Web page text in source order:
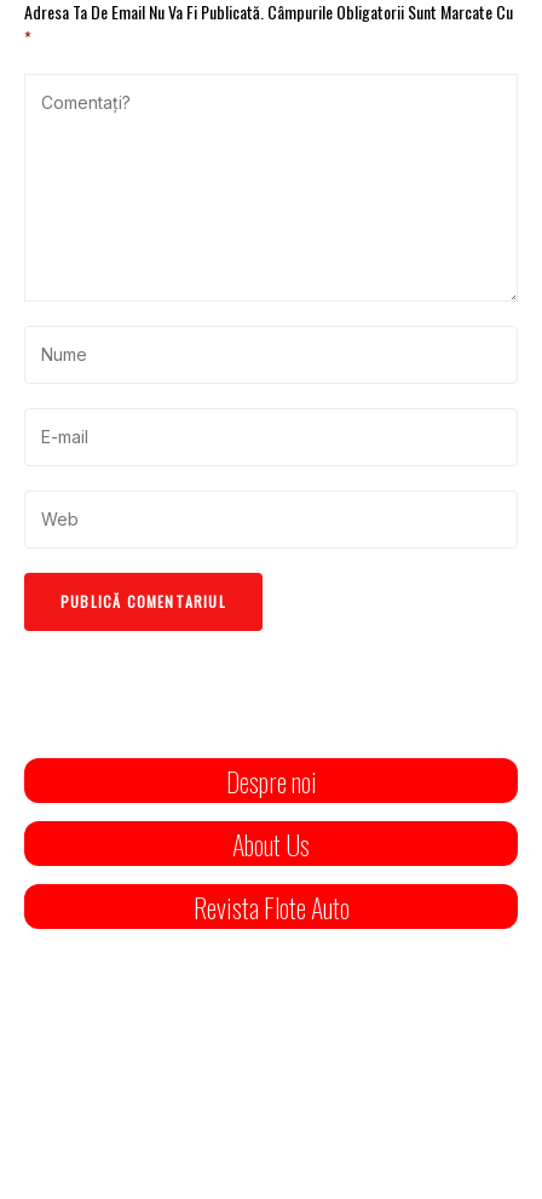
Adresa Ta De Email Nu Va Fi Publicată.Câmpurile Obligatorii Sunt Marcate Cu
*
Despre noi
About Us
Revista Flote Auto